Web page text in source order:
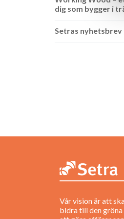
dig som bygger i
Setras nyhetsbrev
Vår vision är att
bidra till den